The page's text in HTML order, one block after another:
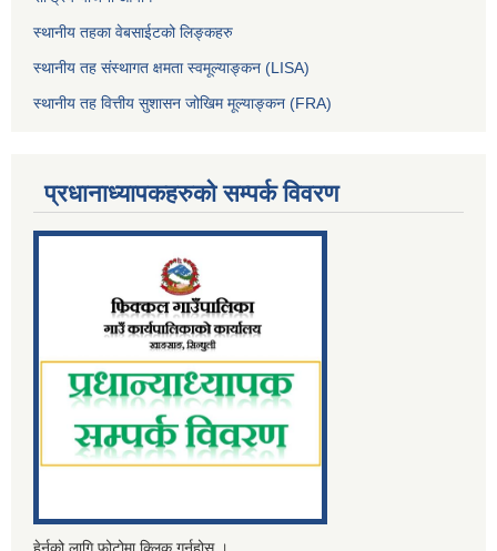
स्थानीय तहका वेबसाईटको लिङ्कहरु
स्थानीय तह संस्थागत क्षमता स्वमूल्याङ्कन (LISA)
स्थानीय तह वित्तीय सुशासन जोखिम मूल्याङ्कन (FRA)
प्रधानाध्यापकहरुको सम्पर्क विवरण
हेर्नको लागि फोटोमा क्लिक गर्नुहोस् ।